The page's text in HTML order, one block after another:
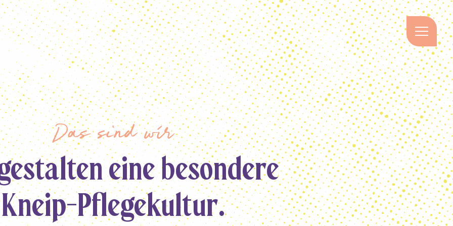
STARTSEITE
ÜBER UNS
TAGESPFLEGE
PFLEGE ZU HAUSE
SERVICE WOHNEN
JOBS
KONTAKT
Das sind wir
einebesondere
Kneip-Pflegekultur.